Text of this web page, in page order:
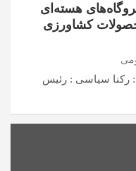
هسته‌ای
کشاورزی
رکنا سیاسی : رئیس